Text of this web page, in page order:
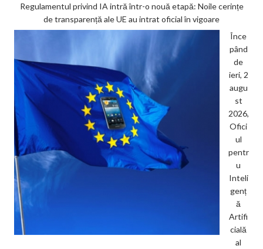
Regulamentul privind IA intră într-o nouă etapă: Noile cerințe
de transparență ale UE au intrat oficial în vigoare
Înce
pând
de
ieri, 2
augu
st
2026,
Ofici
ul
pentr
u
Inteli
genț
ă
Artifi
cială
al